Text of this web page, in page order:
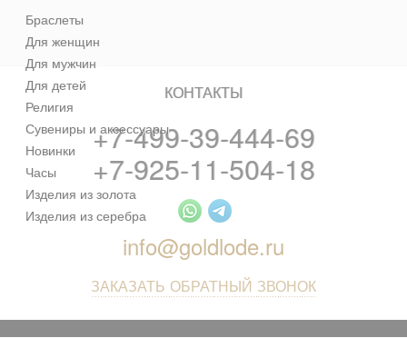
Браслеты
Для женщин
Для мужчин
Для детей
Религия
Сувениры и аксессуары
Новинки
Часы
Изделия из золота
Изделия из серебра
КОНТАКТЫ
+7-499-39-444-69
+7-925-11-504-18
info@goldlode.ru
ЗАКАЗАТЬ ОБРАТНЫЙ ЗВОНОК